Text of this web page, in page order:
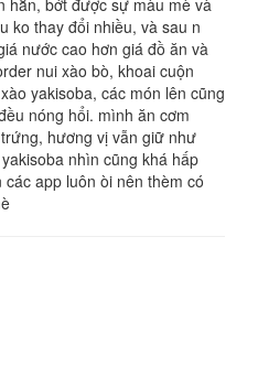
ko thay đổi nhiều, và sau n
nước cao hơn giá đồ ăn và
nui xào bò, khoai cuộn
yakisoba, các món lên cũng
nóng hổi. mình ăn cơm
hương vị vẫn giữ như
nhìn cũng khá hấp
app luôn òi nên thèm có